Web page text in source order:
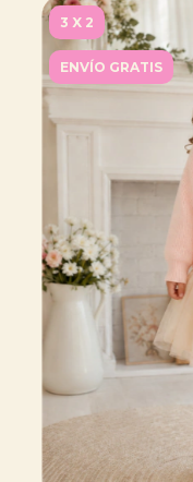
3 X 2
ENVÍO GRATIS